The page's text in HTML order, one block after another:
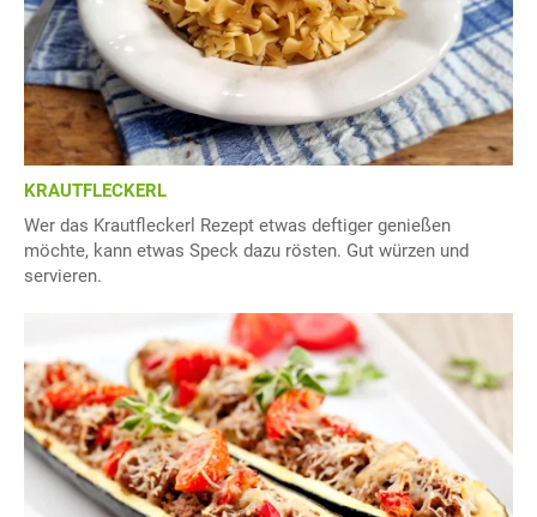
KRAUTFLECKERL
Wer das Krautfleckerl Rezept etwas deftiger genießen
möchte, kann etwas Speck dazu rösten. Gut würzen und
servieren.